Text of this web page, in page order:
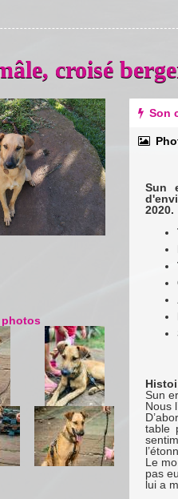
croisé
Next
photos
Son
Sun
2020.
Sun
Nous
table
Le
pas
lui a